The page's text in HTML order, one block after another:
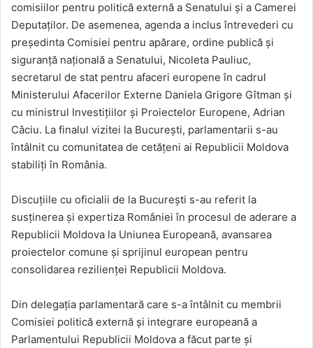
comisiilor pentru politică externă a Senatului și a Camerei
Deputaților. De asemenea, agenda a inclus întrevederi cu
președinta Comisiei pentru apărare, ordine publică şi
siguranţă naţională a Senatului, Nicoleta Pauliuc,
secretarul de stat pentru afaceri europene în cadrul
Ministerului Afacerilor Externe Daniela Grigore Gîtman și
cu ministrul Investițiilor și Proiectelor Europene, Adrian
Câciu. La finalul vizitei la București, parlamentarii s-au
întâlnit cu comunitatea de cetățeni ai Republicii Moldova
stabiliți în România.
Discuțiile cu oficialii de la București s-au referit la
susținerea și expertiza României în procesul de aderare a
Republicii Moldova la Uniunea Europeană, avansarea
proiectelor comune și sprijinul european pentru
consolidarea rezilienței Republicii Moldova.
Din delegația parlamentară care s-a întâlnit cu membrii
Comisiei politică externă și integrare europeană a
Parlamentului Republicii Moldova a făcut parte și